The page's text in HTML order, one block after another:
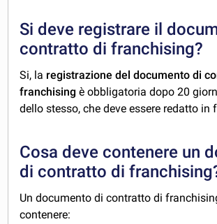
Si deve registrare il
contratto di franchising?
Si, la registrazione del documento di
franchisingè obbligatoria dopo 20
dello stesso, che deve essere redatto in
Cosa deve contenere un
di contratto di
Un documento di contratto di
contenere: